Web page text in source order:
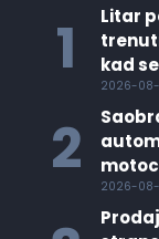
1
Litar
kad
2026-08-
2 2026-08-